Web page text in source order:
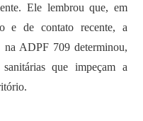
Ele lembrou que, em
e de contato recente, a
na ADPF 709 determinou,
que impeçam a